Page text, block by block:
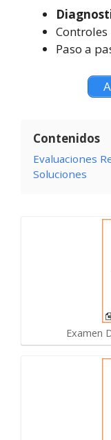
Controles
Paso a
Contenidos
Evaluaciones
Soluciones
Examen